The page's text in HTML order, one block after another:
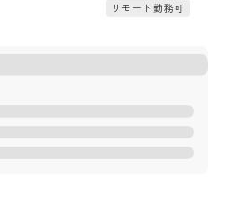
リモート勤務可